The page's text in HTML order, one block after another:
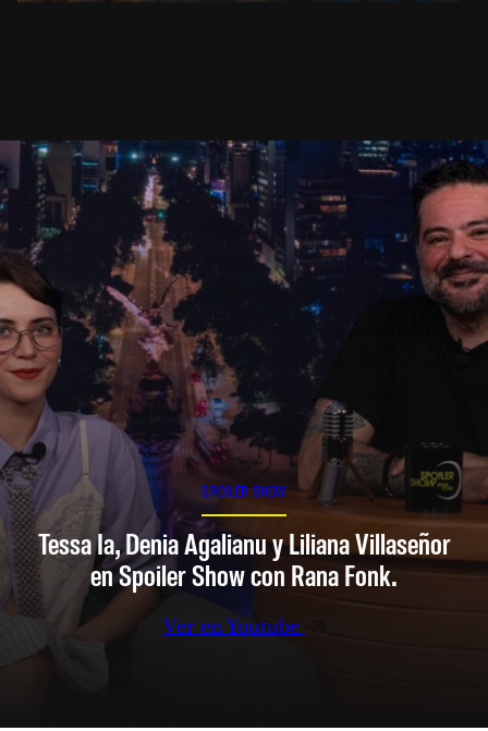
SPOILER SHOW
Tessa Ia, Denia Agalianu y Liliana Villaseñor
en Spoiler Show con Rana Fonk.
Ver en Youtube